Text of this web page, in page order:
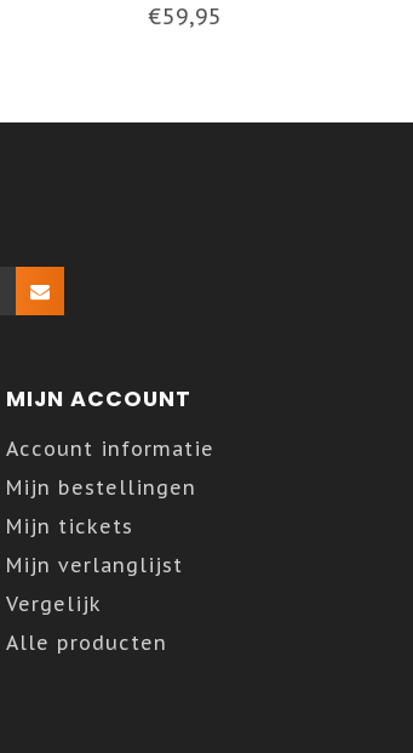
€59,95
MIJN ACCOUNT
Account informatie
Mijn bestellingen
Mijn tickets
Mijn verlanglijst
Vergelijk
Alle producten